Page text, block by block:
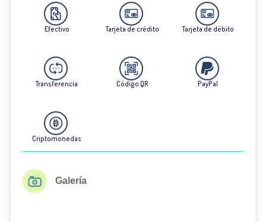
Efectivo Tarjeta de crédito Tarjeta de débito
Transferencia Código QR PayPal
Criptomonedas
Galería